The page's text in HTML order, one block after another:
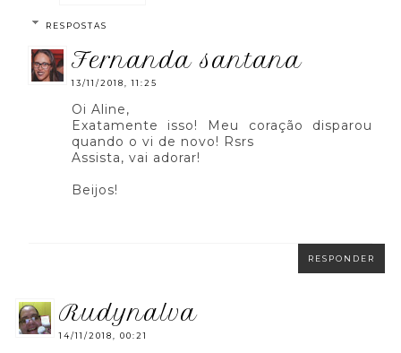
RESPOSTAS
fernanda santana
13/11/2018, 11:25
Oi Aline,
Exatamente isso! Meu coração disparou
quando o vi de novo! Rsrs
Assista, vai adorar!
Beijos!
RESPONDER
rudynalva
14/11/2018, 00:21